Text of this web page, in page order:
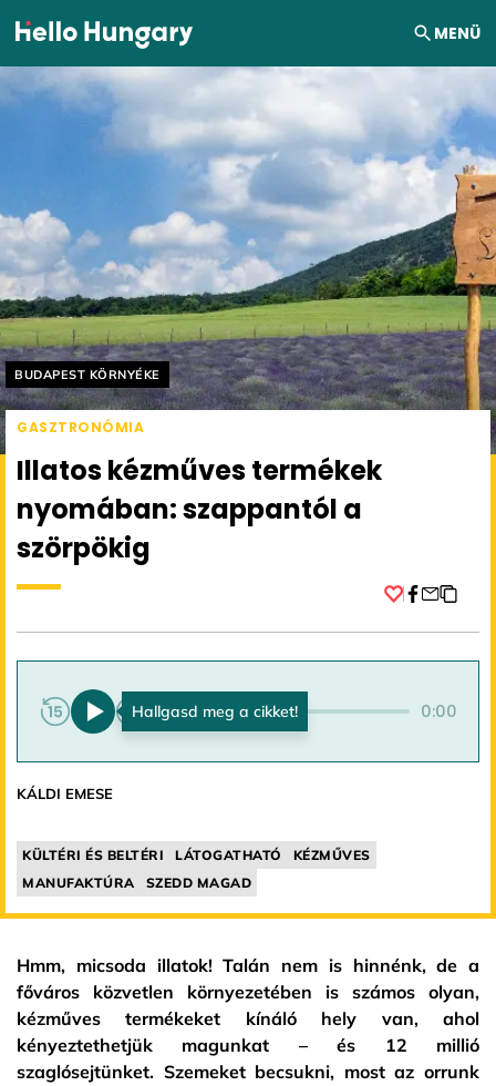
Ugrás a tartalomhoz MENÜ
Helyszín címkék:
BUDAPEST KÖRNYÉKE
GASZTRONÓMIA
Illatos kézműves termékek
nyomában: szappantól a
szörpökig
0:00 0:00
KÁLDI EMESE
KÜLTÉRI ÉS BELTÉRI LÁTOGATHATÓ
KÉZMŰVES
MANUFAKTÚRA
SZEDD MAGAD
Hmm, micsoda illatok! Talán nem is hinnénk, de a
főváros közvetlen környezetében is számos olyan,
kézműves termékeket kínáló hely van, ahol
kényeztethetjük magunkat – és 12 millió
szaglósejtünket. Szemeket becsukni, most az orrunk